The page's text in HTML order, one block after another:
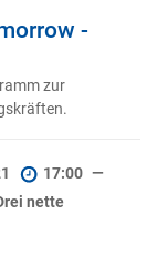
-
zur
17:00 —
nette